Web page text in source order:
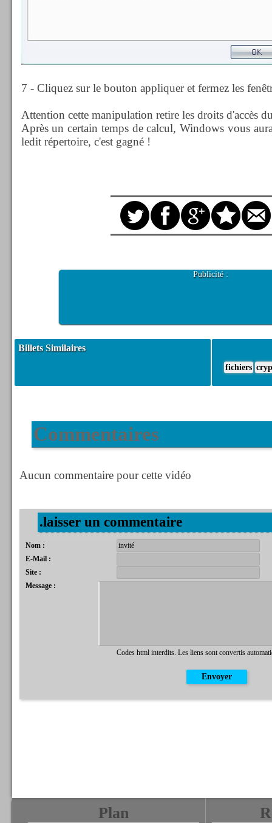
7 - Cliquez sur le bouton appliquer et fermez les
Attention cette manipulation retire les droits d'accès
Après un certain temps de calcul, Windows vous
ledit répertoire, c'est gagné !
Publicité :
Billets Similaires
fichiers
Commentaires
Aucun commentaire pour cette vidéo
.laisser un commentaire
Nom :
E-Mail :
Site :
Message :
Codes html interdits. Les liens sont convertis
Plan